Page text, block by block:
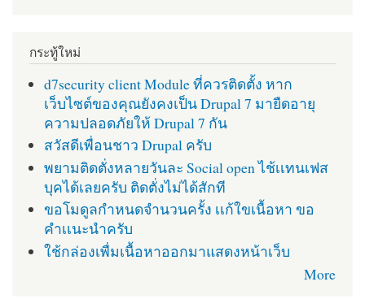
กระทู้ใหม่
d7security client Module ที่ควรติดตั้ง หาก
เว็บไซต์ของคุณยังคงเป็น Drupal 7 มายืดอายุ
ความปลอดภัยให้ Drupal 7 กัน
สวัสดีเพื่อนชาว Drupal ครับ
พยามติดตั่งหลายวันละ Social open ไช้เเทนเฟส
บุคได้เลยครับ ติดตั่งไม่ได้สักที
ขอโมดูลกำหนดจำนวนครั้ง เเก้ใขเนื้อหา ขอ
คำเเนะนำครับ
ใช้กล่องเพื่มเนื้อหาออกมาแสดงหน้าเว็บ
More